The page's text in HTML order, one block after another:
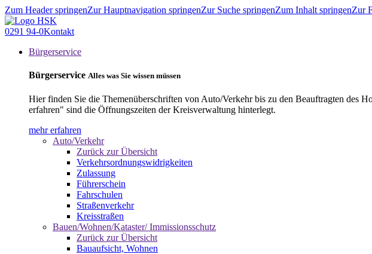
Zum Header springenZur Hauptnavigation springenZur Suche springenZum Inhalt springenZur
0291 94-0Kontakt
Bürgerservice
Bürgerservice Alles was Sie wissen müssen
Hier finden Sie die Themenüberschriften von Auto/Verkehr bis zu den Beauftragten des
erfahren" sind die Öffnungszeiten der Kreisverwaltung hinterlegt.
mehr erfahren
Auto/Verkehr
Zurück zur Übersicht
Verkehrsordnungswidrigkeiten
Zulassung
Führerschein
Fahrschulen
Straßenverkehr
Kreisstraßen
Bauen/Wohnen/Kataster/ Immissionsschutz
Zurück zur Übersicht
Bauaufsicht, Wohnen